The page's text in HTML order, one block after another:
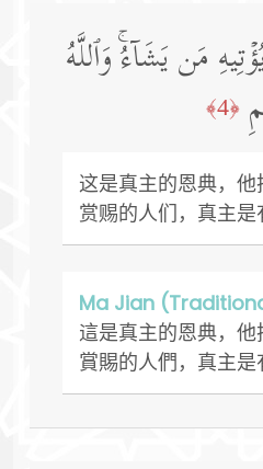
مَن یَشَاۤءُۚ وَٱللَّهُ
﴿4﴾
这是真主的恩典，
赏赐的人们，真主是
Ma Jian
這是真主的恩典，
賞賜的人們，真主是